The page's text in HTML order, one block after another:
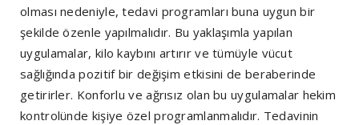
olması nedeniyle, tedavi programları buna uygun bir
şekilde özenle yapılmalıdır. Bu yaklaşımla yapılan
uygulamalar, kilo kaybını artırır ve tümüyle vücut
sağlığında pozitif bir değişim etkisini de beraberinde
getirirler. Konforlu ve ağrısız olan bu uygulamalar hekim
kontrolünde kişiye özel programlanmalıdır. Tedavinin